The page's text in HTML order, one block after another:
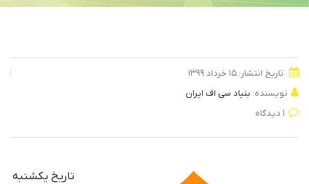
تاریخ انتشار: ۱۵ خرداد ۱۳۹۹
نویسنده: بنیاد سی اف ایران
۱ دیدگاه
تاریخ یکشنبه